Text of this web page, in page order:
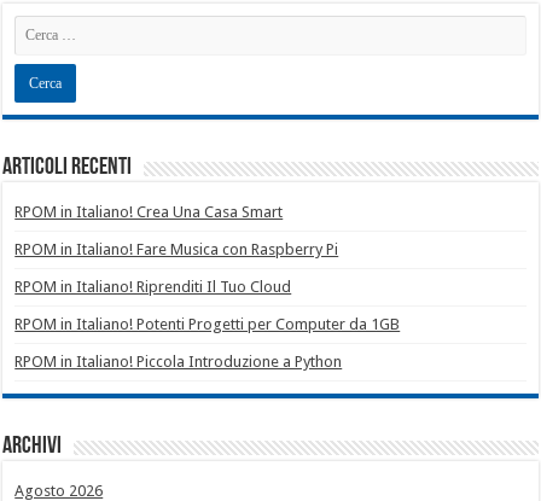
Articoli recenti
RPOM in Italiano! Crea Una Casa Smart
RPOM in Italiano! Fare Musica con Raspberry Pi
RPOM in Italiano! Riprenditi Il Tuo Cloud
RPOM in Italiano! Potenti Progetti per Computer da 1GB
RPOM in Italiano! Piccola Introduzione a Python
Archivi
Agosto 2026